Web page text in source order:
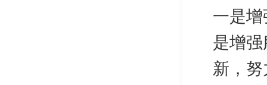
一是增
是增
新，